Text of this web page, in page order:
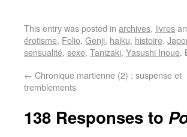
This entry was posted in archives, livres
érotisme, Folio, Genji, haiku, histoire,
sensualité, sexe, Tanizaki, Yasushi Inoue.
← Chronique martienne (2) : suspense et
tremblements
138 Responses to